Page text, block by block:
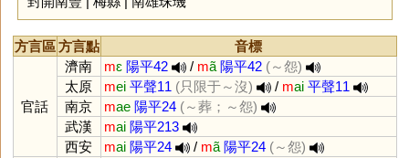
方言區方言點 音標
官話
濟南 mɛ 陽平42 / mã 陽平42 (～怨)
太原
mei 平聲11 (只限于～沒) / mai 平聲11
南京
mae 陽平24 (～葬；～怨)
武漢
mai 陽平213
西安
mai 陽平24 / mã 陽平24 (～怨)